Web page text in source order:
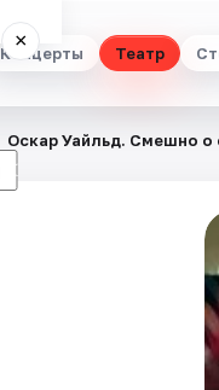
Концерты Театр
×
☾
Оскар Уайльд. Смешно о